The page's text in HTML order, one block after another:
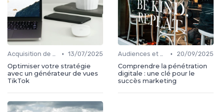
Acquisition de médias • 13/07/2025
Optimiser votre stratégie
avec un générateur de vues
TikTok
Audiences et engagement •
20/09/2025
Comprendre la pénétration
digitale : une clé pour le
succès marketing